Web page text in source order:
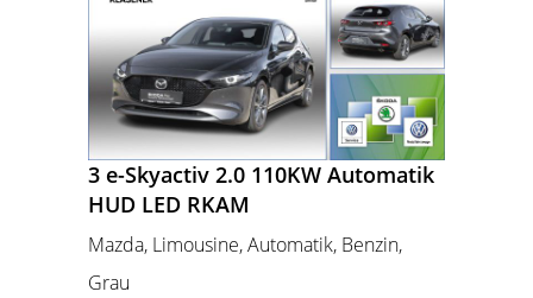
3 e-Skyactiv 2.0 110KW Automatik
HUD LED RKAM
Mazda, Limousine, Automatik, Benzin,
Grau